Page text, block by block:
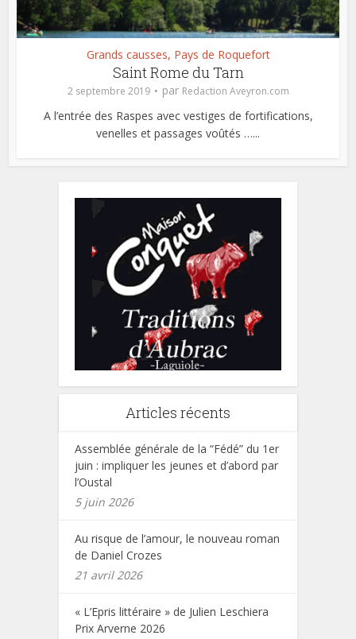
Grands causses, Pays de Roquefort
Saint Rome du Tarn
2 septembre 2019 par Redaction Aveyron.com
A l’entrée des Raspes avec vestiges de fortifications,
venelles et passages voûtés …...
Articles récents
Assemblée générale de la “Fédé” du 1er
juin : impliquer les jeunes et d’abord par
l’Oustal
5 juin 2026
Au risque de l’amour, le nouveau roman
de Daniel Crozes
21 avril 2026
« L’Epris littéraire » de Julien Leschiera
Prix Arverne 2026